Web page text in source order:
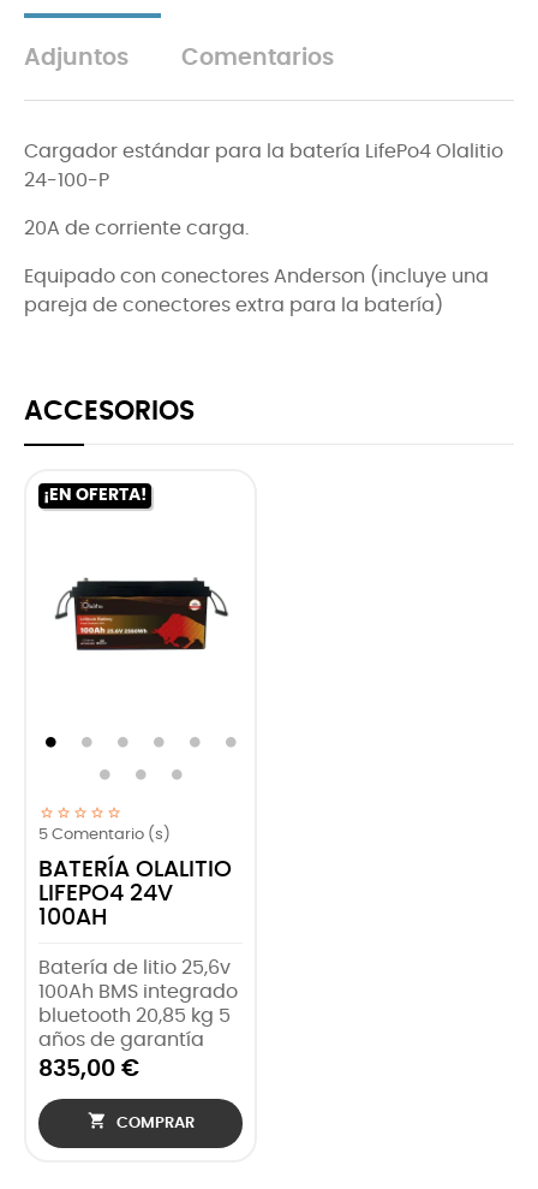
Adjuntos Comentarios
Cargador estándar para la batería LifePo4 Olalitio
24-100-P
20A de corriente carga.
Equipado con conectores Anderson (incluye una
pareja de conectores extra para la batería)
ACCESORIOS
¡EN OFERTA!
5 Comentario (s)
BATERÍA OLALITIO
LIFEPO4 24V
100AH
Batería de litio 25,6v
100Ah BMS integrado
bluetooth 20,85 kg 5
años de garantía
835,00 €
 COMPRAR